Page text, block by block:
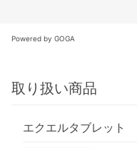
Powered by GOGA
取り扱い商品
エクエルタブレット